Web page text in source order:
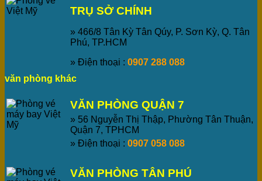
TRỤ SỞ CHÍNH
» 466/8 Tân Kỳ Tân Qúy, P. Sơn Kỳ, Q. Tân
Phú, TP.HCM
» Điện thoại : 0907 288 088
văn phòng khác
VĂN PHÒNG QUẬN 7
» 56 Nguyễn Thị Thập, Phường Tân Thuận,
Quận 7, TPHCM
» Điện thoại : 0907 058 088
VĂN PHÒNG TÂN PHÚ